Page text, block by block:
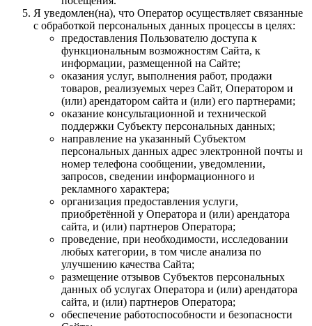
Я уведомлен(на), что Оператор осуществляет связанные
с обработкой персональных данных процессы в целях:
предоставления Пользователю доступа к
функциональным возможностям Сайта, к
информации, размещенной на Сайте;
оказания услуг, выполнения работ, продажи
товаров, реализуемых через Сайт, Оператором и
(или) арендатором сайта и (или) его партнерами;
оказание консультационной и технической
поддержки Субъекту персональных данных;
направление на указанный Субъектом
персональных данных адрес электронной почты и
номер телефона сообщении, уведомлении,
запросов, сведении информационного и
рекламного характера;
организация предоставления услуги,
приобретённой у Оператора и (или) арендатора
сайта, и (или) партнеров Оператора;
проведение, при необходимости, исследовании
любых категории, в том числе анализа по
улучшению качества Сайта;
размещение отзывов Субъектов персональных
данных об услугах Оператора и (или) арендатора
сайта, и (или) партнеров Оператора;
обеспечение работоспособности и безопасности